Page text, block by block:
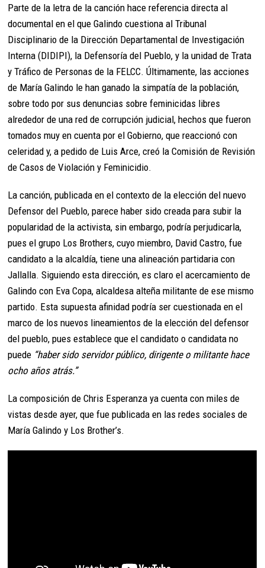
Parte de la letra de la canción hace referencia directa al
documental en el que Galindo cuestiona al Tribunal
Disciplinario de la Dirección Departamental de Investigación
Interna (DIDIPI), la Defensoría del Pueblo, y la unidad de Trata
y Tráfico de Personas de la FELCC. Últimamente, las acciones
de María Galindo le han ganado la simpatía de la población,
sobre todo por sus denuncias sobre feminicidas libres
alrededor de una red de corrupción judicial, hechos que fueron
tomados muy en cuenta por el Gobierno, que reaccionó con
celeridad y, a pedido de Luis Arce, creó la Comisión de Revisión
de Casos de Violación y Feminicidio.
La canción, publicada en el contexto de la elección del nuevo
Defensor del Pueblo, parece haber sido creada para subir la
popularidad de la activista, sin embargo, podría perjudicarla,
pues el grupo Los Brothers, cuyo miembro, David Castro, fue
candidato a la alcaldía, tiene una alineación partidaria con
Jallalla. Siguiendo esta dirección, es claro el acercamiento de
Galindo con Eva Copa, alcaldesa alteña militante de ese mismo
partido. Esta supuesta afinidad podría ser cuestionada en el
marco de los nuevos lineamientos de la elección del defensor
del pueblo, pues establece que el candidato o candidata no
puede “haber sido servidor público, dirigente o militante hace
ocho años atrás.”
La composición de Chris Esperanza ya cuenta con miles de
vistas desde ayer, que fue publicada en las redes sociales de
María Galindo y Los Brother’s.